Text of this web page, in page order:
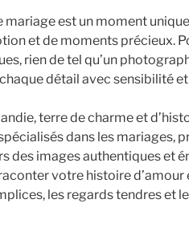
mariage est un moment
et de moments précieux.
rien de tel qu’un
détail avec sensibilité
terre de charme et
dans les mariages,
des images authentiques et
votre histoire d’amour
les regards tendres et